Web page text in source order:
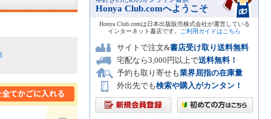
Honya Club.comへようこそ
Honya Club.comは日本出版販売株式会社が運営している
インターネット書店です。
ご利用ガイドはこちら
サイトで注文&書店受け取り送料無料
宅配なら3,000円以上で送料無料！
予約も取り寄せも業界屈指の在庫量
外出先でも検索や購入がカンタン！